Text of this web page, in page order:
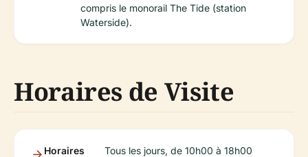
compris le monorail The Tide (station
Waterside).
Horaires de Visite
Horaires
Tous les jours, de 10h00 à 18h00